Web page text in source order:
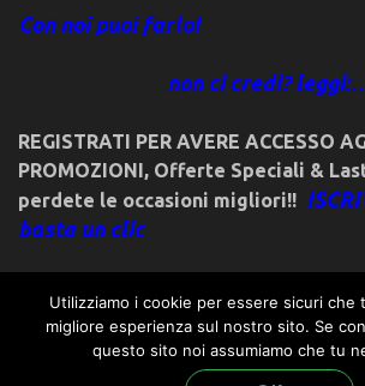
Con noi puoi farlo!
non ci credi?
REGISTRATI PER AVERE ACCESSO
PROMOZIONI, Offerte Speciali &
perdete le occasioni migliori!!
basta un clic
© 2018friulivg.it. -*- By
admin@st-george-
Utilizziamo i cookie per essere sicuri che
migliore esperienza sul nostro sito. Se
questo sito noi assumiamo che tu